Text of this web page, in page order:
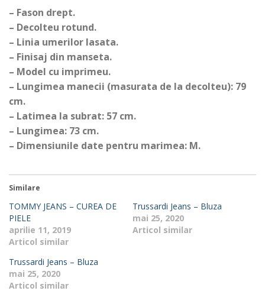
– Fason drept.
– Decolteu rotund.
– Linia umerilor lasata.
– Finisaj din manseta.
– Model cu imprimeu.
– Lungimea manecii (masurata de la decolteu): 79
cm.
– Latimea la subrat: 57 cm.
– Lungimea: 73 cm.
– Dimensiunile date pentru marimea: M.
Similare
TOMMY JEANS – CUREA DE
PIELE
aprilie 11, 2019
Articol similar
Trussardi Jeans – Bluza
mai 25, 2020
Articol similar
Trussardi Jeans – Bluza
mai 25, 2020
Articol similar